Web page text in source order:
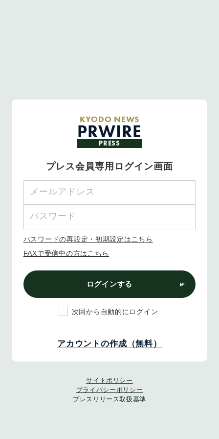
KYODO NEWS
PRWIRE
PRESS
プレス会員専用ログイン画面
パスワードの再設定・初期設定はこちら
FAXで受信中の方はこちら
ログインする
次回から自動的にログイン
アカウントの作成（無料）
サイトポリシー
プライバシーポリシー
プレスリリース取扱基準